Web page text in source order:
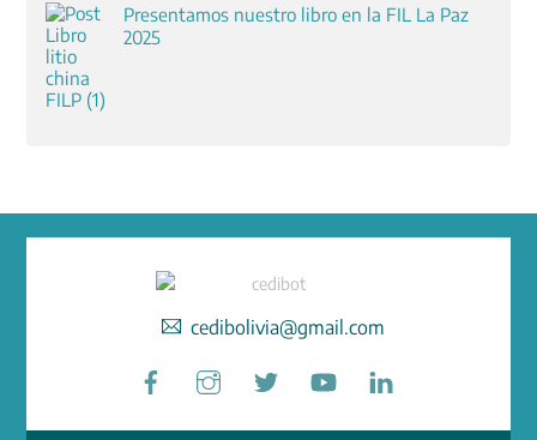
Presentamos nuestro libro en la FIL La Paz
2025
cedibolivia@gmail.com
Facebook